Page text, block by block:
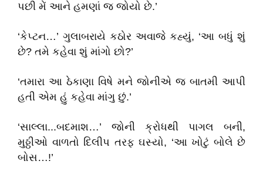
પછી મેં આને હમણાં જ જોયો છે.’
‘કેપ્ટન…’ ગુલાબરાયે કઠોર અવાજે કહ્યું, ‘આ બધું શું
છે? તમે કહેવા શું માંગો છો?’
‘તમારા આ ઠેકાણા વિષે મને જોનીએ જ બાતમી આપી
હતી એમ હું કહેવા માંગુ છું.’
‘સાલ્લા...બદમાશ…’ જોની ક્રોધથી પાગલ બની,
મુઠ્ઠીઓ વાળતો દિલીપ તરફ ઘસ્યો, ‘આ ખોટું બોલે છે
બોસ…!’